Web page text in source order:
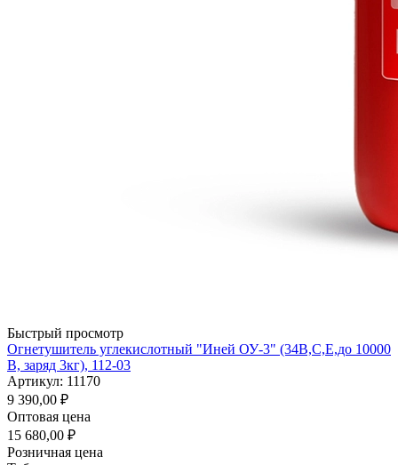
Быстрый просмотр
Огнетушитель углекислотный "Иней ОУ-3" (34В,С,Е,до 10000
В, заряд 3кг), 112-03
Артикул: 11170
9 390,00 ₽
Оптовая цена
15 680,00 ₽
Розничная цена